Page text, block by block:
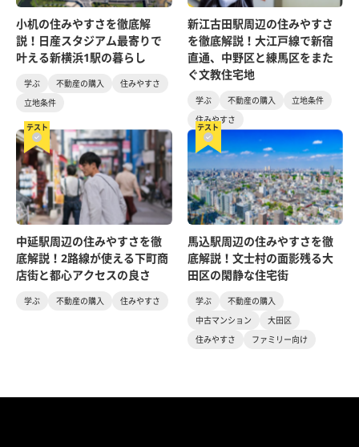
小机の住みやすさを徹底解
説！日産スタジアム最寄りで
叶える新横浜1駅の暮らし
学ぶ 不動産の購入
住みやすさ
立地条件
新江古田駅周辺の住みやすさ
を徹底解説！大江戸線で新宿
直通、中野区と練馬区をまた
ぐ文教住宅地
学ぶ 不動産の購入
立地条件
住みやすさ
テスト
中延駅周辺の住みやすさを徹
底解説！2路線が使える下町商
店街と都心アクセスの良さ
学ぶ 不動産の購入 住みやすさ
テスト
馬込駅周辺の住みやすさを徹
底解説！文士村の面影残る大
田区の閑静な住宅街
学ぶ
不動産の購入
中古マンション
大田区
住みやすさ
ファミリー向け